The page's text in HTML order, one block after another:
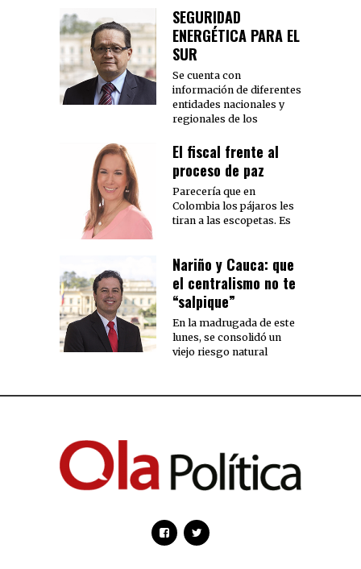
SEGURIDAD
ENERGÉTICA PARA EL
SUR
Se cuenta con
información de diferentes
entidades nacionales y
regionales de los
El fiscal frente al
proceso de paz
Parecería que en
Colombia los pájaros les
tiran a las escopetas. Es
Nariño y Cauca: que
el centralismo no te
“salpique”
En la madrugada de este
lunes, se consolidó un
viejo riesgo natural